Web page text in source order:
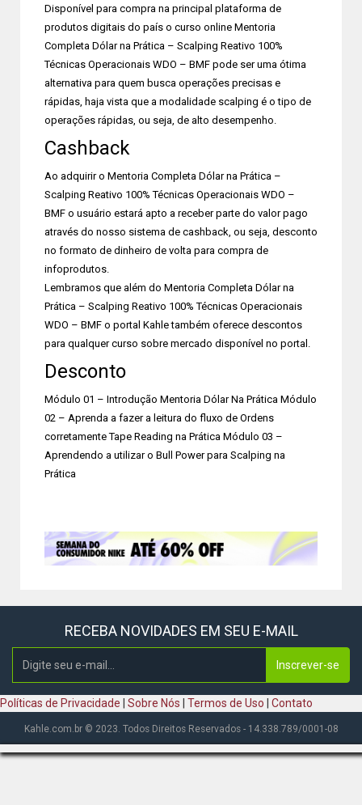
Disponível para compra na principal plataforma de
produtos digitais do país o curso online Mentoria
Completa Dólar na Prática – Scalping Reativo 100%
Técnicas Operacionais WDO – BMF pode ser uma ótima
alternativa para quem busca operações precisas e
rápidas, haja vista que a modalidade scalping é o tipo de
operações rápidas, ou seja, de alto desempenho.
Cashback
Ao adquirir o Mentoria Completa Dólar na Prática –
Scalping Reativo 100% Técnicas Operacionais WDO –
BMF o usuário estará apto a receber parte do valor pago
através do nosso sistema de cashback, ou seja, desconto
no formato de dinheiro de volta para compra de
infoprodutos.
Lembramos que além do Mentoria Completa Dólar na
Prática – Scalping Reativo 100% Técnicas Operacionais
WDO – BMF o portal Kahle também oferece descontos
para qualquer curso sobre mercado disponível no portal.
Desconto
Módulo 01 – Introdução Mentoria Dólar Na Prática Módulo
02 – Aprenda a fazer a leitura do fluxo de Ordens
corretamente Tape Reading na Prática Módulo 03 –
Aprendendo a utilizar o Bull Power para Scalping na
Prática
RECEBA NOVIDADES EM SEU E-MAIL
Inscrever-se
Políticas de Privacidade Sobre Nós Termos de Uso Contato
Kahle.com.br © 2023. Todos Direitos Reservados - 14.338.789/0001-08